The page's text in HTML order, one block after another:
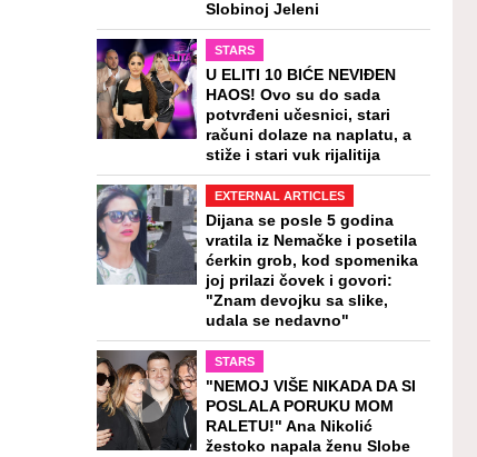
Slobinoj Jeleni
STARS
U ELITI 10 BIĆE NEVIĐEN
HAOS! Ovo su do sada
potvrđeni učesnici, stari
računi dolaze na naplatu, a
stiže i stari vuk rijalitija
EXTERNAL ARTICLES
Dijana se posle 5 godina
vratila iz Nemačke i posetila
ćerkin grob, kod spomenika
joj prilazi čovek i govori:
"Znam devojku sa slike,
udala se nedavno"
STARS
"NEMOJ VIŠE NIKADA DA SI
POSLALA PORUKU MOM
RALETU!" Ana Nikolić
žestoko napala ženu Slobe